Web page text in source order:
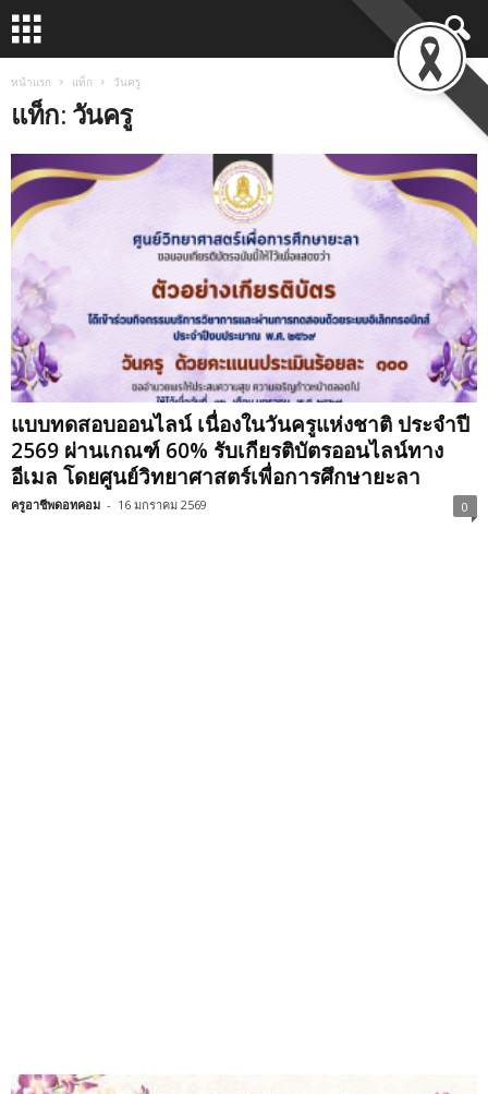
หน้าแรก แท็ก วันครู
แท็ก: วันครู
แบบทดสอบออนไลน์ เนื่องในวันครูแห่งชาติ ประจำปี
2569 ผ่านเกณฑ์ 60% รับเกียรติบัตรออนไลน์ทาง
อีเมล โดยศูนย์วิทยาศาสตร์เพื่อการศึกษายะลา
ครูอาชีพดอทคอม - 16 มกราคม 2569 0